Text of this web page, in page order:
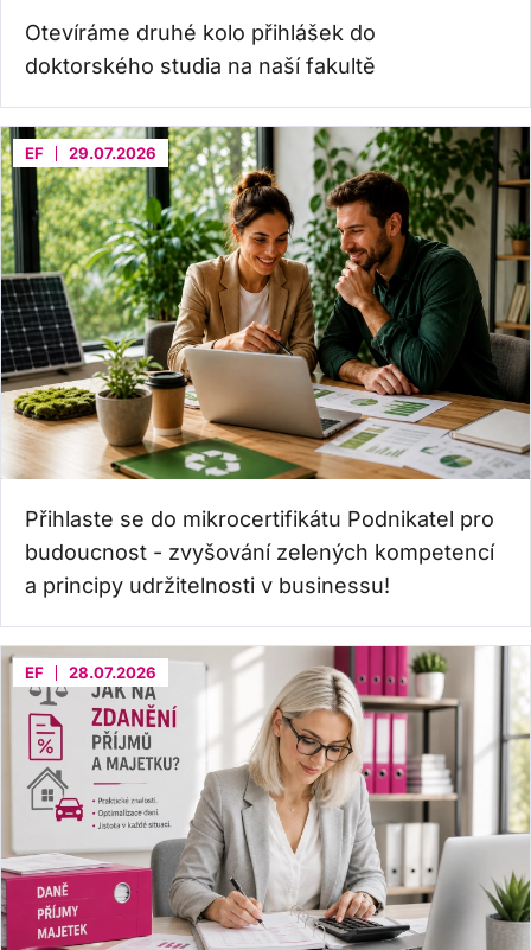
Otevíráme druhé kolo přihlášek do
doktorského studia na naší fakultě
EF 29.07.2026
Přihlaste se do mikrocertifikátu Podnikatel pro
budoucnost - zvyšování zelených kompetencí
a principy udržitelnosti v businessu!
EF 28.07.2026